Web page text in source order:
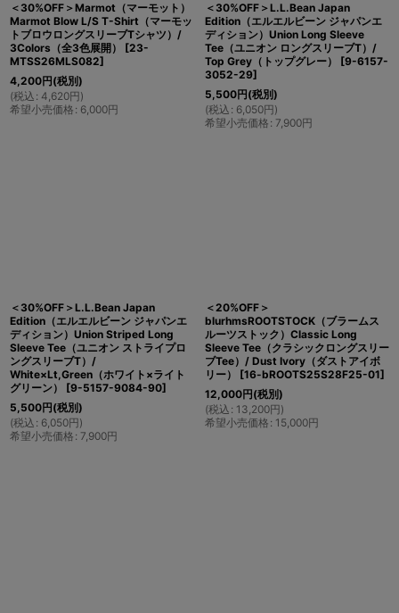
＜30%OFF＞Marmot（マーモット）
Marmot Blow L/S T-Shirt（マーモッ
トブロウロングスリーブTシャツ）/
3Colors（全3色展開）
[23-
MTSS26MLS082]
4,200円(税別)
(税込 : 4,620円)
希望小売価格 : 6,000円
＜30%OFF＞L.L.Bean Japan
Edition（エルエルビーン ジャパンエ
ディション）Union Long Sleeve
Tee（ユニオン ロングスリーブT）/
Top Grey（トップグレー）
[9-6157-
3052-29]
5,500円(税別)
(税込 : 6,050円)
希望小売価格 : 7,900円
＜30%OFF＞L.L.Bean Japan
Edition（エルエルビーン ジャパンエ
ディション）Union Striped Long
Sleeve Tee（ユニオン ストライプロ
ングスリーブT）/
White×Lt,Green（ホワイト×ライト
グリーン）
[9-5157-9084-90]
5,500円(税別)
(税込 : 6,050円)
希望小売価格 : 7,900円
＜20%OFF＞
blurhmsROOTSTOCK（ブラームス
ルーツストック）Classic Long
Sleeve Tee（クラシックロングスリー
ブTee）/ Dust Ivory（ダストアイボ
リー）
[16-bROOTS25S28F25-01]
12,000円(税別)
(税込 : 13,200円)
希望小売価格 : 15,000円